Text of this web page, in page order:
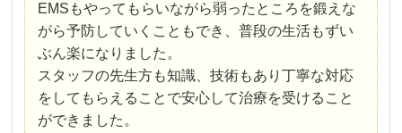
EMSもやってもらいながら弱ったところを鍛えな
がら予防していくこともでき、普段の生活もずい
ぶん楽になりました。
スタッフの先生方も知識、技術もあり丁寧な対応
をしてもらえることで安心して治療を受けること
ができました。